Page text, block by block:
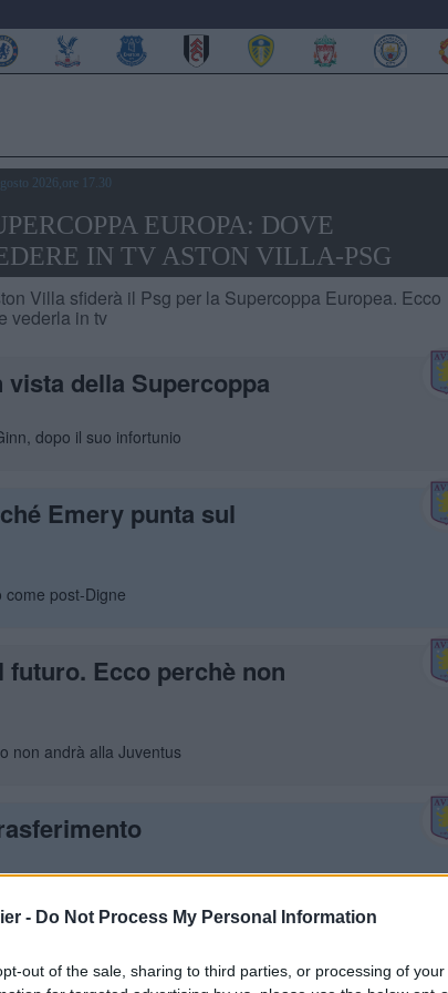
- Do Not Process My Personal Information
out of the sale, sharing to third parties, or processing of
2026,ore 17.30
EUROPA: DOVE
IN TV ASTON VILLA-PSG
Villa sfiderà il Psg per la Supercoppa Europea. Ecco
vederla in tv
della Supercoppa
dopo il suo infortunio
Emery punta sul
come post-Digne
futuro. Ecco perchè non
non andrà alla Juventus
dell’affare
dell’affare